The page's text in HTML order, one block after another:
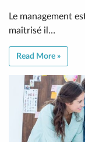
Le management
maîtrisé il…
Read More »